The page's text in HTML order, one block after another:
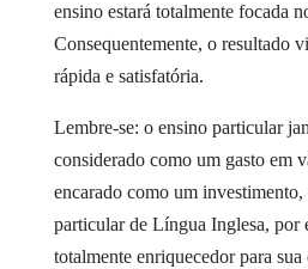
ensino estará totalmente focada
Consequentemente, o resultado
rápida e satisfatória.
Lembre-se: o ensino particular
considerado como um gasto em
encarado como um
particular de Língua Inglesa, por
totalmente enriquecedor para